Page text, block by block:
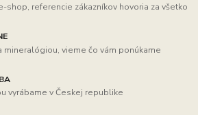
shop, referencie zákazníkov hovoria za všetko
mineralógiou, vieme čo vám ponúkame
vyrábame v Českej republike